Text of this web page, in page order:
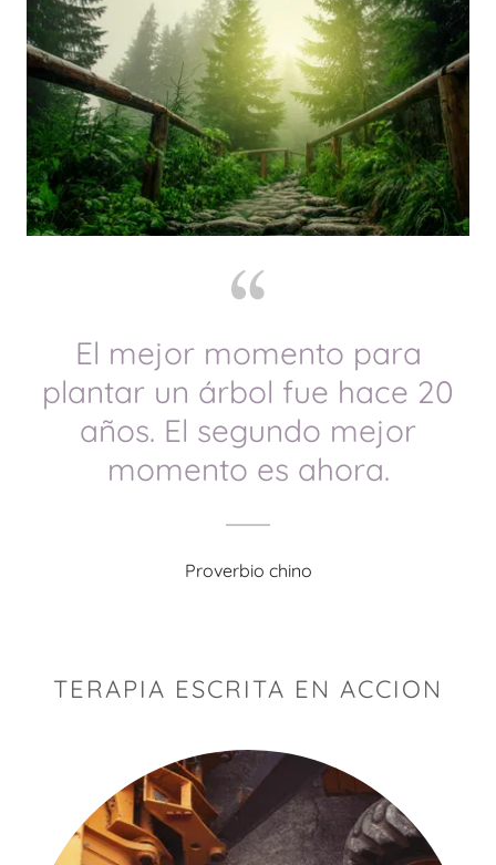
El mejor momento para
plantar un árbol fue hace 20
años. El segundo mejor
momento es ahora.
Proverbio chino
TERAPIA ESCRITA EN ACCION